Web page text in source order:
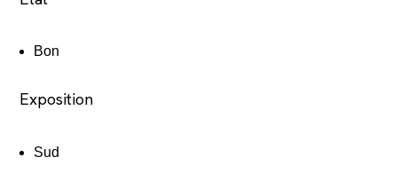
Bon
Exposition
Sud